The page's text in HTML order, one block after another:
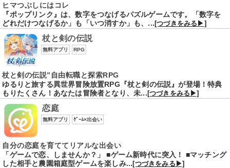
ヒマつぶしにはコレ
『ポップリンク』は、数字をつなげるパズルゲームです。「数字を
どれだけつなげるか」も「いつ消すか」も、...[つづきをみる▶]
杖と剣の伝説
無料アプリ RPG
杖と剣の伝説”自由転職と探索RPG
ゆるりと旅する異世界冒険放置RPG『杖と剣の伝説』が登場！特典
もりたくさん！あなたは冒険者となり、未... [つづきをみる▶]
恋庭
無料アプリ ｹﾞｰﾑ×出会い
自分の恋庭を育ててリアルな出会い
「ゲームで恋、しませんか？」 ■ゲーム新時代に突入！ ■マッチング
した相手と農園箱庭型ゲームを楽しみ...[つづきをみる▶]